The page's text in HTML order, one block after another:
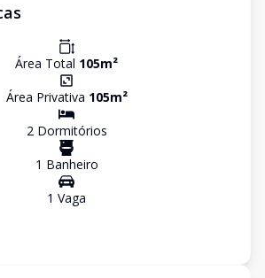
Área Total 105m²
Área Privativa 105m²
2Dormitórios
1 Banheiro
1 Vaga